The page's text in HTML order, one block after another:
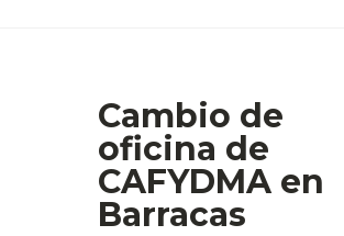
Cambio de
oficina de
CAFYDMA en
Barracas